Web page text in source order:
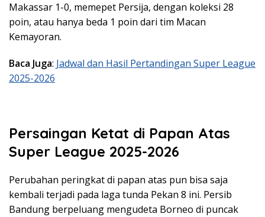
Makassar 1-0, memepet Persija, dengan koleksi 28
poin, atau hanya beda 1 poin dari tim Macan
Kemayoran.
Baca Juga: Jadwal dan Hasil Pertandingan Super League
2025-2026
Persaingan Ketat di Papan Atas
Super League 2025-2026
Perubahan peringkat di papan atas pun bisa saja
kembali terjadi pada laga tunda Pekan 8 ini. Persib
Bandung berpeluang mengudeta Borneo di puncak